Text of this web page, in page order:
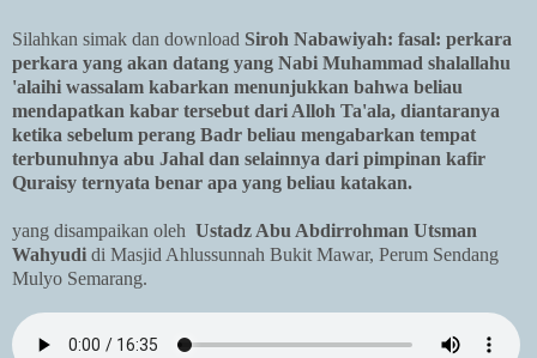
Silahkan simak dan download Siroh Nabawiyah: fasal: perkara
perkara yang akan datang yang Nabi Muhammad shalallahu
'alaihi wassalam kabarkan menunjukkan bahwa beliau
mendapatkan kabar tersebut dari Alloh Ta'ala, diantaranya
ketika sebelum perang Badr beliau mengabarkan tempat
terbunuhnya abu Jahal dan selainnya dari pimpinan kafir
Quraisy ternyata benar apa yang beliau katakan.
yang disampaikan oleh Ustadz Abu Abdirrohman Utsman
Wahyudi di Masjid Ahlussunnah Bukit Mawar, Perum Sendang
Mulyo Semarang.